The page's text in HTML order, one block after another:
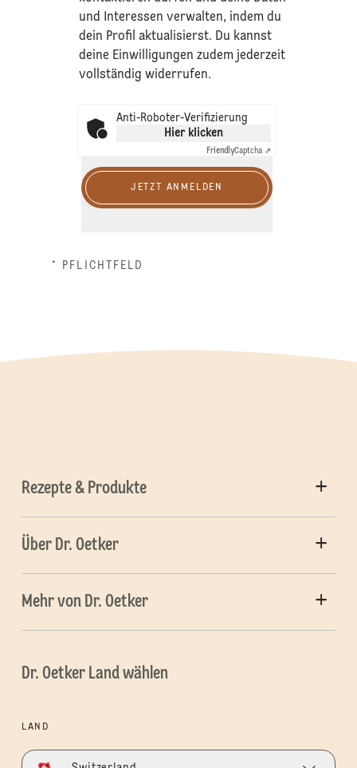
und Interessen verwalten, indem du
dein Profil aktualisierst. Du kannst
deine Einwilligungen zudem jederzeit
vollständig widerrufen.
Anti-Roboter-Verifizierung
Hier klicken
FriendlyCaptcha ⇗
JETZT ANMELDEN
* PFLICHTFELD
Rezepte & Produkte
Über Dr. Oetker
Mehr von Dr. Oetker
Dr. Oetker Land wählen
LAND